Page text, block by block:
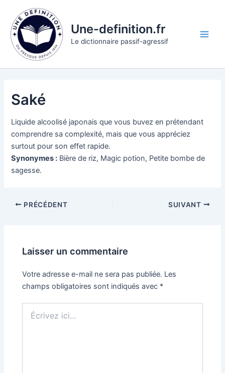
contenu
Une-definition.fr
Le dictionnaire passif-agressif
Saké
Liquide alcoolisé japonais que vous buvez en prétendant
comprendre sa complexité, mais que vous appréciez
surtout pour son effet rapide.
Synonymes : Bière de riz, Magic potion, Petite bombe de
sagesse.
PRÉCÉDENT SUIVANT
Laisser un commentaire
Votre adresse e-mail ne sera pas publiée. Les
champs obligatoires sont indiqués avec *
ici…